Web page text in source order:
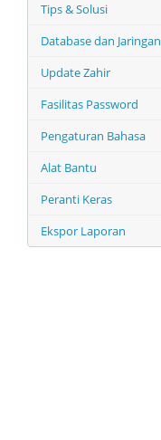
Tips & Solusi
Database dan Jaringan
Update Zahir
Fasilitas Password
Pengaturan Bahasa
Alat Bantu
Peranti Keras
Ekspor Laporan